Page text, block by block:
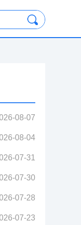
08-07
08-04
07-31
07-30
07-28
[重发公告]
07-23